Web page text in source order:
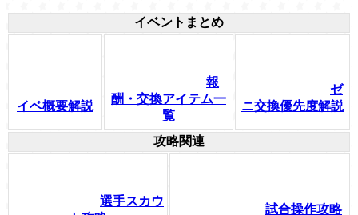
イベントまとめ
イベ概要解説
報
酬・交換アイテム一
覧
ゼ
ニ交換優先度解説
攻略関連
選手スカウ
試合操作攻略